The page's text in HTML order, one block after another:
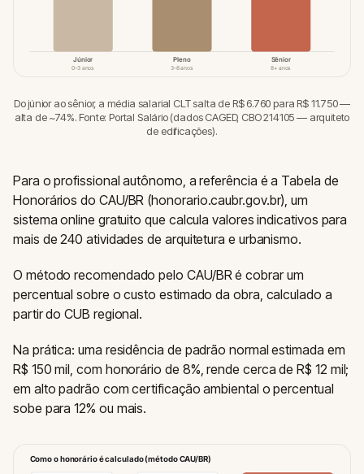
Júnior
0–3 anos
Pleno
3–8 anos
Sênior
8+ anos
Do júnior ao sênior, a média salarial CLT salta de R$ 6.760 para R$ 11.750 —
alta de ~74%. Fonte: Portal Salário (dados CAGED, CBO 214105 — arquiteto
de edificações).
Para o profissional autônomo, a referência é a Tabela de
Honorários do CAU/BR (honorario.caubr.gov.br), um
sistema online gratuito que calcula valores indicativos para
mais de 240 atividades de arquitetura e urbanismo.
O método recomendado pelo CAU/BR é cobrar um
percentual sobre o custo estimado da obra, calculado a
partir do CUB regional.
Na prática: uma residência de padrão normal estimada em
R$ 150 mil, com honorário de 8%, rende cerca de R$ 12 mil;
em alto padrão com certificação ambiental o percentual
sobe para 12% ou mais.
Como o honorário é calculado (método CAU/BR)